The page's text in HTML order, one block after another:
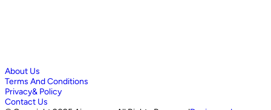
About Us
Terms And Conditions
Privacy& Policy
Contact Us